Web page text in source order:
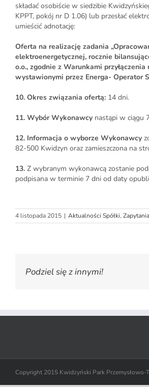
składać osobiście w siedzibie
KPPT, pokój nr D 1.06) lub przesłać
umieścić adnotację:
Oferta na realizację zadania
elektroenergetycznej, rocznie
o.o., zgodnie z Warunkami
wystawionymi przez Energa- Operator
10. Okres związania ofertą: 14 dni.
11. Wybór Wykonawcy nastąpi w ciągu
12. Informacja o wyborze Wykonawcy
82-500 Kwidzyn oraz zamieszczona na
13. Z wybranym wykonawcą zostanie
podpisana w terminie 7 dni od daty
4 listopada 2015 | Aktualności Spółki,
Podziel się z innymi!
Copyright 2015 Kwidzyński Park Przemysłowo-